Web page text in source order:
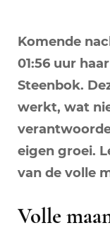
Komende
01:56 uur
Steenbok.
werkt, wat
eigen groei.
van de volle
Volle